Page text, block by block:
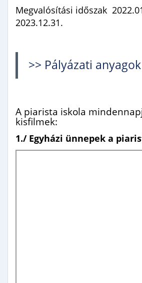
Gimnáziumi jelentkezés
Erasmus+
Megvalósítási időszak
2023.12.31.
>> Pályázati
A piarista iskola
kisfilmek:
1./ Egyházi ünnepek a